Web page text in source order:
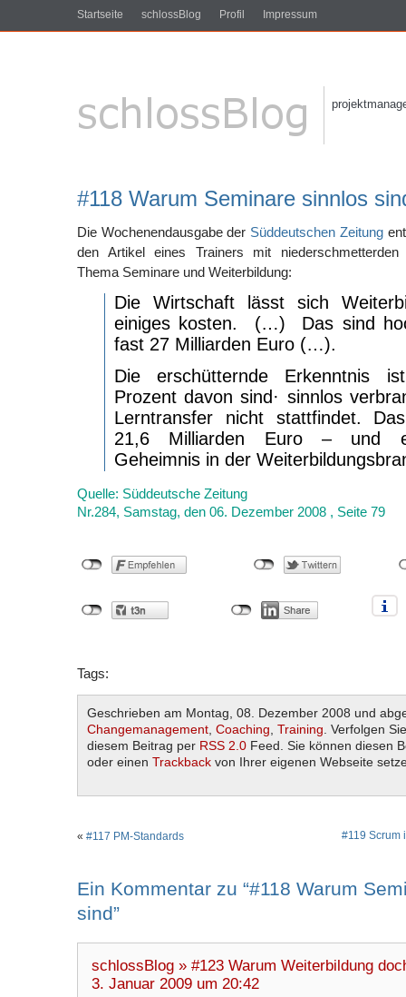
Startseite schlossBlog Profil Impressum
#118 Warum Seminare sinnlos
Die Wochenendausgabe der Süddeutschen Zeitung
den Artikel eines Trainers mit niederschmetterden
Thema Seminare und Weiterbildung:
Die Wirtschaft lässt sich
einiges kosten. (…)
Das sind
fast 27 Milliarden Euro (…).
Die erschütternde Erkenntnis
Prozent davon sind· sinnlos
Lerntransfer nicht stattfindet.
21,6 Milliarden Euro – und
Geheimnis in der
Quelle: Süddeutsche Zeitung
Nr.284, Samstag, den 06. Dezember 2008 , Seite 79
Tags:
Geschrieben am Montag, 08. Dezember 2008 und
Changemanagement Coaching Training . Verfolgen
diesem Beitrag per RSS 2.0 Feed. Sie können diesen
oder einen Trackback von Ihrer eigenen Webseite
« #117 PM-Standards #119 Scrum
Ein Kommentar zu “#118 Warum
sind”
schlossBlog » #123 Warum Weiterbildung
3. Januar 2009 um 20:42